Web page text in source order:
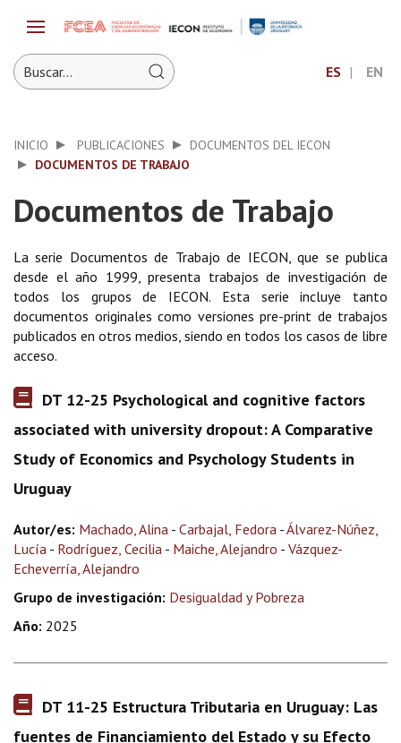
ES EN
INICIO PUBLICACIONES
DOCUMENTOS DEL IECON
DOCUMENTOS DE TRABAJO
Documentos de Trabajo
La serie Documentos de Trabajo de IECON, que se publica
desde el año 1999, presenta trabajos de investigación de
todos los grupos de IECON. Esta serie incluye tanto
documentos originales como versiones pre-print de trabajos
publicados en otros medios, siendo en todos los casos de libre
acceso.
DT 12-25 Psychological and cognitive factors
associated with university dropout: A Comparative
Study of Economics and Psychology Students in
Uruguay
Autor/es: Machado, Alina - Carbajal, Fedora -Álvarez-Núñez,
Lucía - Rodríguez, Cecilia - Maiche, Alejandro - Vázquez-
Echeverría, Alejandro
Grupo de investigación: Desigualdad y Pobreza
Año: 2025
DT 11-25 Estructura Tributaria en Uruguay: Las
fuentes de Financiamiento del Estado y su Efecto